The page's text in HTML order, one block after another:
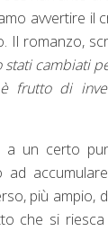
avvertire il
Il romanzo,
cambiati
frutto di
un certo
più ampio,
che si